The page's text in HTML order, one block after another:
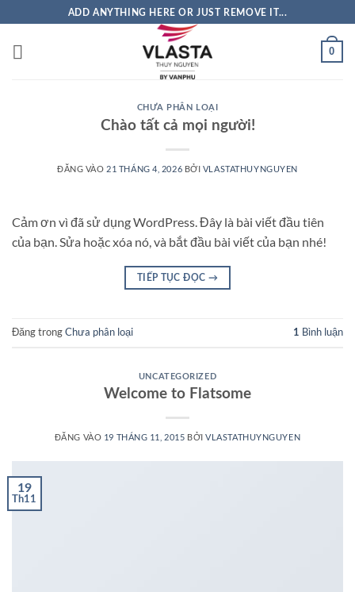
qua
nội
ADD ANYTHING HERE OR JUST REMOVE IT...
0
CHƯA PHÂN LOẠI
Chào tất cả mọi người!
ĐĂNG VÀO 21 THÁNG 4, 2026 BỞI VLASTATHUYNGUYEN
Cảm ơn vì đã sử dụng WordPress. Đây là bài viết đầu tiên
của bạn. Sửa hoặc xóa nó, và bắt đầu bài viết của bạn nhé!
TIẾP TỤC ĐỌC →
Đăng trongChưa phân loại 1 Bình luận
UNCATEGORIZED
Welcome to Flatsome
ĐĂNG VÀO 19 THÁNG 11, 2015 BỞIVLASTATHUYNGUYEN
19
Th11